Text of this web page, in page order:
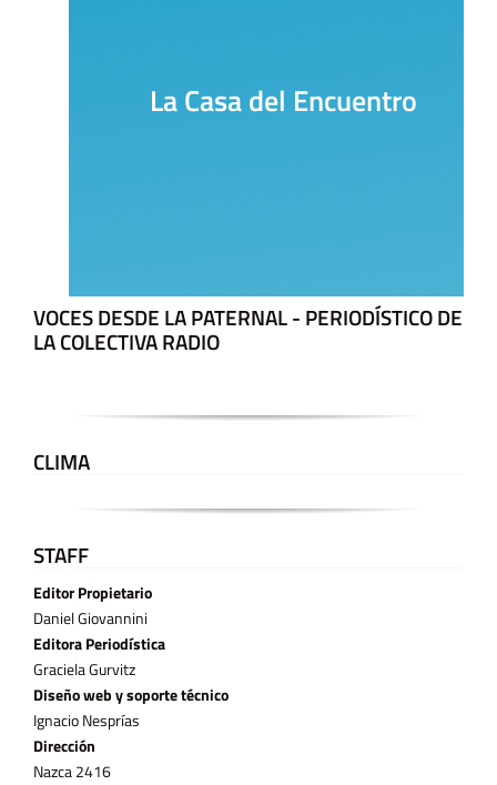
La Casa del Encuentro
VOCES DESDE LA PATERNAL - PERIODÍSTICO DE
LA COLECTIVA RADIO
CLIMA
STAFF
Editor Propietario
Daniel Giovannini
Editora Periodística
Graciela Gurvitz
Diseño web y soporte técnico
Ignacio Nesprías
Dirección
Nazca 2416